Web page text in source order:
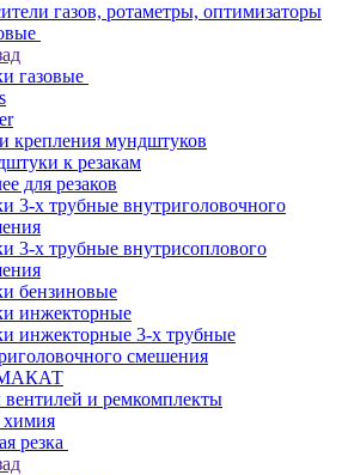
газов, ротаметры, оптимизаторы
газовые
крепления мундштуков
к резакам
для резаков
3-х трубные внутриголовочного
3-х трубные внутрисоплового
бензиновые
инжекторные
инжекторные 3-х трубные
смешения
вентилей и ремкомплекты
химия
резка